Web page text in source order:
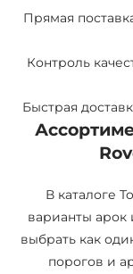
Прямая
Контроль
Быстрая
В каталоге
варианты арок
выбрать как
порогов и